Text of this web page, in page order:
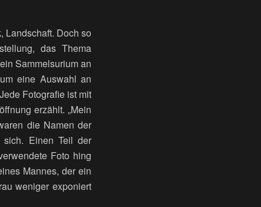
Landschaft. Doch so
das Thema
Sammelsurium an
eine Auswahl an
Fotografie ist mit
erzählt. „Mein
die Namen der
sich. Einen Teil der
Foto hing
Mannes, der ein
weniger exponiert